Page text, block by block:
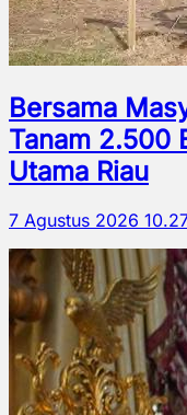
Bersama
Tanam 2.500
Utama Riau
7 Agustus 2026